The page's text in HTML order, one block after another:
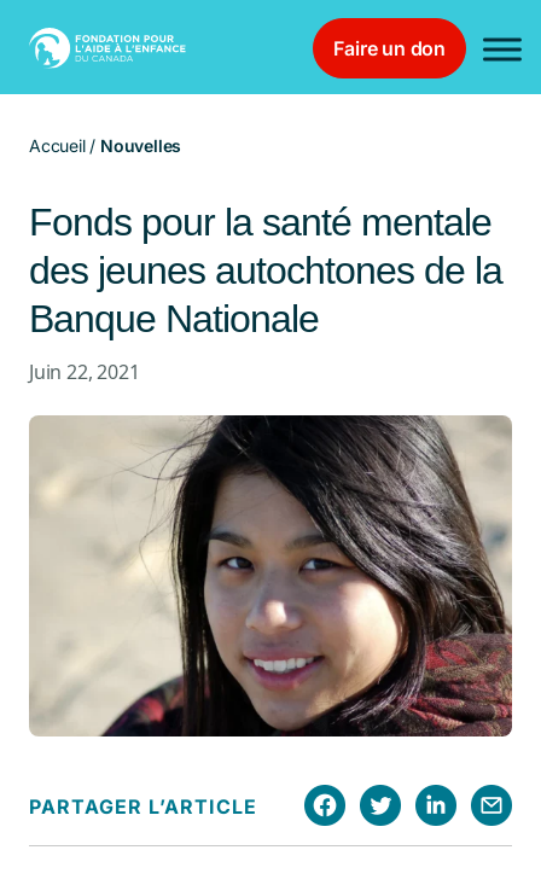
Faire un don
Accueil/ Nouvelles
Fonds pour la santé mentale
des jeunes autochtones de la
Banque Nationale
Juin 22, 2021
PARTAGER L’ARTICLE